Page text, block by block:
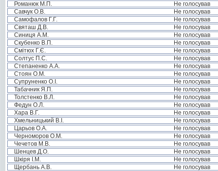
Романюк М.П.
Не голосував
Савчук О.В.
Не голосував
Самофалов Г.Г.
Не голосував
Святаш Д.В.
Не голосував
Синиця А.М.
Не голосував
Скубенко В.П.
Не голосував
Смітюх Г.Є.
Не голосував
Солтус П.С.
Не голосував
Степаненко А.А.
Не голосував
Стоян О.М.
Не голосував
Супруненко О.І.
Не голосував
Табачник Я.П.
Не голосував
Толстенко В.Л.
Не голосував
Федун О.Л.
Не голосував
Хара В.Г.
Не голосував
Хмельницький В.І.
Не голосував
Царьов О.А.
Не голосував
Черноморов О.М.
Не голосував
Чечетов М.В.
Не голосував
Шенцев Д.О.
Не голосував
Шкіря І.М.
Не голосував
Щербань А.В.
Не голосував